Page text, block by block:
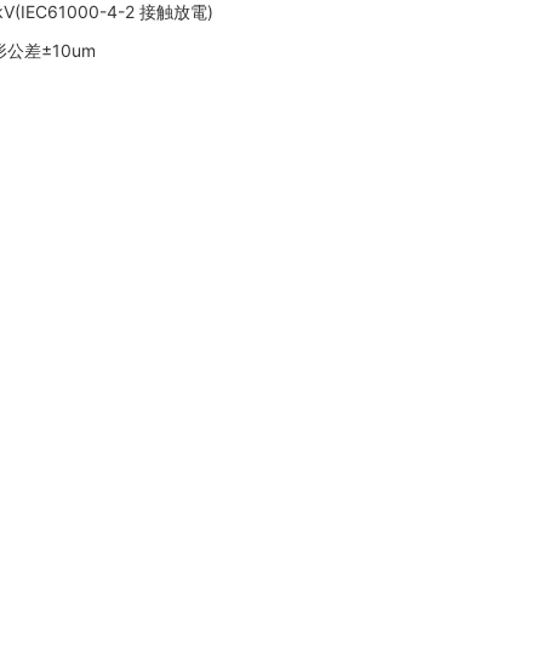
4-2 接触放電)
公差±10um